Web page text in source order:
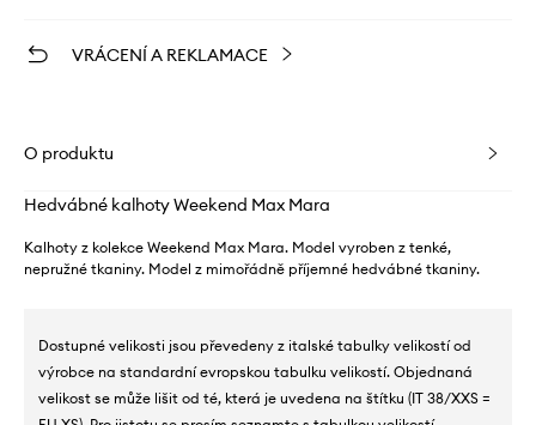
VRÁCENÍ A REKLAMACE
O produktu
Hedvábné kalhoty Weekend Max Mara
Kalhoty z kolekce Weekend Max Mara. Model vyroben z tenké,
nepružné tkaniny. Model z mimořádně příjemné hedvábné tkaniny.
Dostupné velikosti jsou převedeny z italské tabulky velikostí od
výrobce na standardní evropskou tabulku velikostí. Objednaná
velikost se může lišit od té, která je uvedena na štítku (IT 38/XXS =